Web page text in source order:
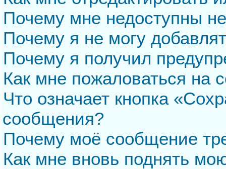
Почему мне недоступны
Почему я не могу
Почему я получил
Как мне пожаловаться на
Что означает кнопка
сообщения?
Почему моё сообщение
Как мне вновь поднять